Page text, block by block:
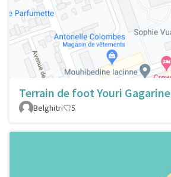
Terrain de foot Youri Gagarine
Belghitri
5